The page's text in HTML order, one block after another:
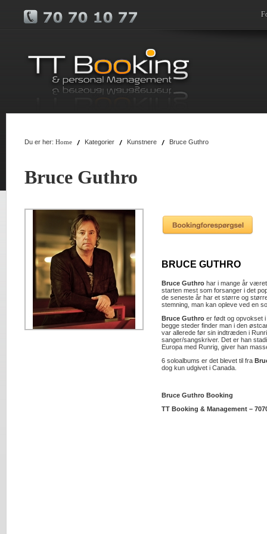
Du er her: Home Kategorier Kunstnere Bruce Guthro
Bruce Guthro
BRUCE GUTHRO
Bruce Guthro har i mange år
starten mest som forsanger i det
de seneste år har et større og
stemning, man kan opleve ved en
Bruce Guthro er født og opvokset
begge steder finder man i den
var allerede før sin indtræden i
sanger/sangskriver. Det er han
Europa med Runrig, giver han
6 soloalbums er det blevet til fra
dog kun udgivet i Canada.
Bruce Guthro Booking
TT Booking & Management –